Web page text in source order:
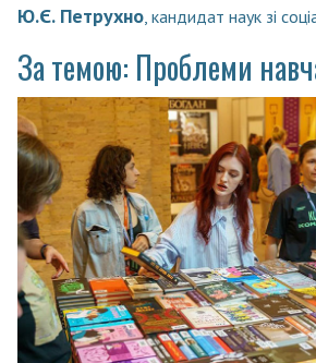
Ю.Є. Петрухно , кандидат наук зі
За темою: Проблеми